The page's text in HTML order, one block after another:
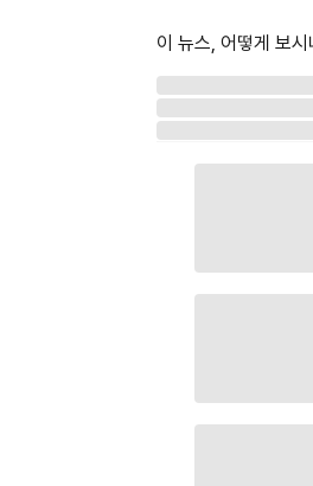
이 뉴스, 어떻게 보시